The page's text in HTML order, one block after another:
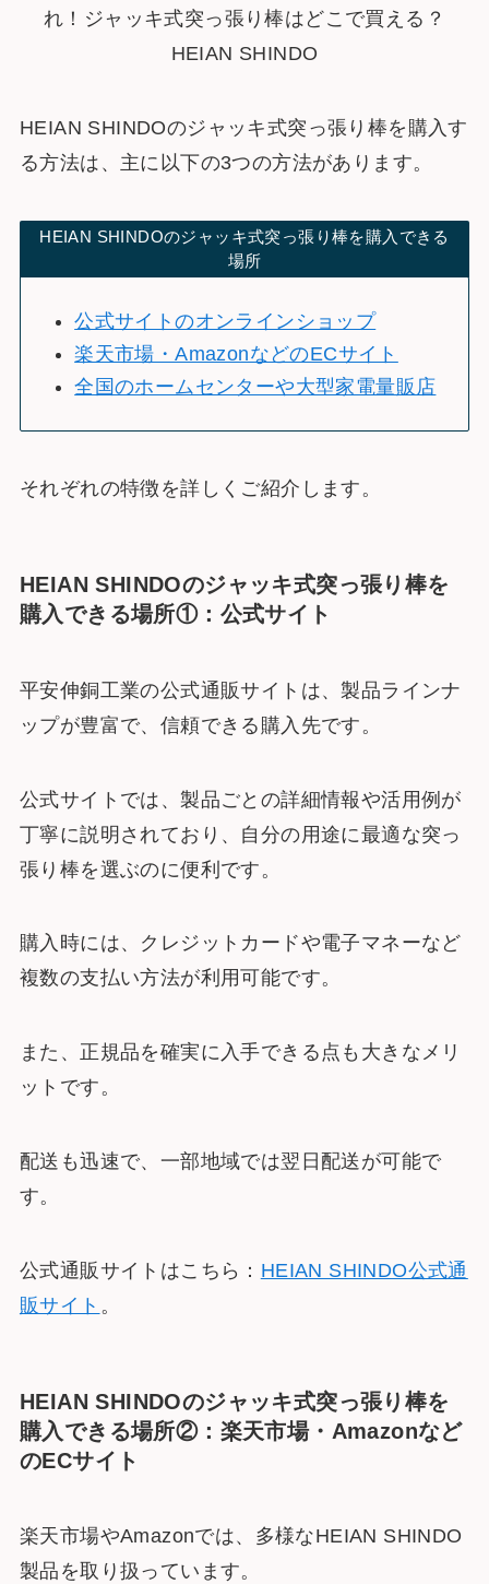
HEIAN SHINDOのジャッキ式突っ張り棒を購入す
る方法は、主に以下の3つの方法があります。
HEIAN SHINDOのジャッキ式突っ張り棒を購入できる
場所
公式サイトのオンラインショップ
楽天市場・AmazonなどのECサイト
全国のホームセンターや大型家電量販店
それぞれの特徴を詳しくご紹介します。
HEIAN SHINDOのジャッキ式突っ張り棒を
購入できる場所①：公式サイト
平安伸銅工業の公式通販サイトは、製品ラインナ
ップが豊富で、信頼できる購入先です。
公式サイトでは、製品ごとの詳細情報や活用例が
丁寧に説明されており、自分の用途に最適な突っ
張り棒を選ぶのに便利です。
購入時には、クレジットカードや電子マネーなど
複数の支払い方法が利用可能です。
また、正規品を確実に入手できる点も大きなメリ
ットです。
配送も迅速で、一部地域では翌日配送が可能で
す。
公式通販サイトはこちら： HEIAN SHINDO公式通
販サイト ​。
HEIAN SHINDOのジャッキ式突っ張り棒を
購入できる場所②：楽天市場・Amazonなど
のECサイト
楽天市場やAmazonでは、多様なHEIAN SHINDO
製品を取り扱っています。